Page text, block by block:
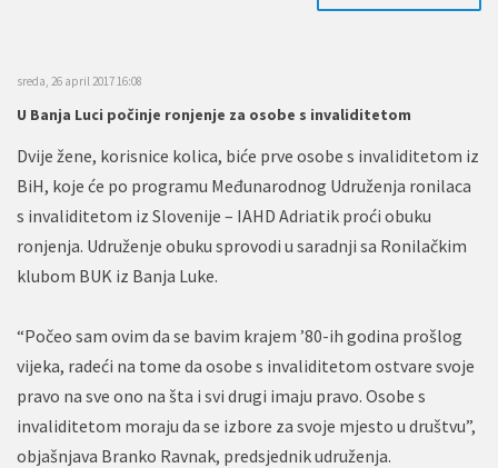
sreda, 26 april 2017 16:08
U Banja Luci počinje ronjenje za osobe s invaliditetom
Dvije žene, korisnice kolica, biće prve osobe s invaliditetom iz
BiH, koje će po programu Međunarodnog Udruženja ronilaca
s invaliditetom iz Slovenije – IAHD Adriatik proći obuku
ronjenja. Udruženje obuku sprovodi u saradnji sa Ronilačkim
klubom BUK iz Banja Luke.
“Počeo sam ovim da se bavim krajem ’80-ih godina prošlog
vijeka, radeći na tome da osobe s invaliditetom ostvare svoje
pravo na sve ono na šta i svi drugi imaju pravo. Osobe s
invaliditetom moraju da se izbore za svoje mjesto u društvu”,
objašnjava Branko Ravnak, predsjednik udruženja.